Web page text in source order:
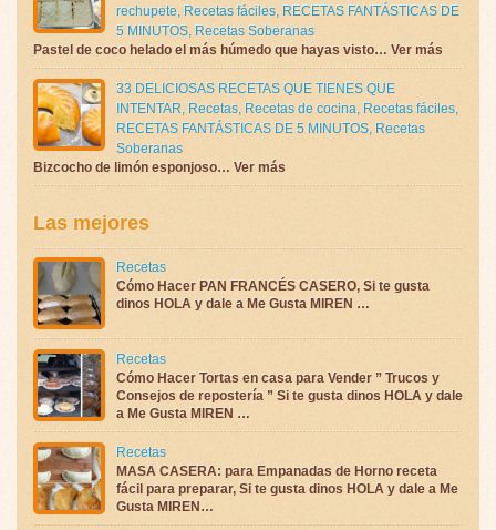
rechupete, Recetas fáciles, RECETAS FANTÁSTICAS DE
5 MINUTOS, Recetas Soberanas
Pastel de coco helado el más húmedo que hayas visto… Ver más
33 DELICIOSAS RECETAS QUE TIENES QUE
INTENTAR, Recetas, Recetas de cocina, Recetas fáciles,
RECETAS FANTÁSTICAS DE 5 MINUTOS, Recetas
Soberanas
Bizcocho de limón esponjoso… Ver más
Las mejores
Recetas
Cómo Hacer PAN FRANCÉS CASERO, Si te gusta
dinos HOLA y dale a Me Gusta MIREN …
Recetas
Cómo Hacer Tortas en casa para Vender ” Trucos y
Consejos de repostería ” Si te gusta dinos HOLA y dale
a Me Gusta MIREN …
Recetas
MASA CASERA: para Empanadas de Horno receta
fácil para preparar, Si te gusta dinos HOLA y dale a Me
Gusta MIREN…